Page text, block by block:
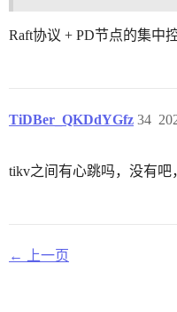
Raft协议 + PD节点的集中
TiDBer_QKDdYGfz 34
tikv之间有心跳吗，没有吧
← 上一页